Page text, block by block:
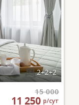
2+2+2
15 000
11 250р/сут